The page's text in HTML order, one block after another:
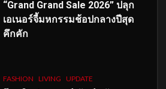
“Grand Grand Sale 2026” ปลุก
เอเนอร์จี้มหกรรมช้อปกลางปีสุด
คึกคัก
FASHION LIVING UPDATE